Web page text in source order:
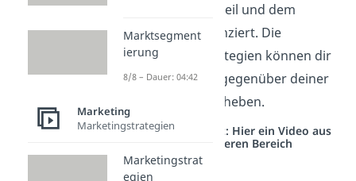
Wettbewerbsvorteil und dem
Zielmarkt differenziert. Die
Wettbewerbsstrategien können dir
also helfen, dich gegenüber deiner
Konkurrenz abzuheben.
Studyflix vernetzt: Hier ein Video aus
einem anderen Bereich
Marktsegment
ierung
8/8 – Dauer: 04:42
Marketing
Marketingstrategien
Marketingstrat
egien